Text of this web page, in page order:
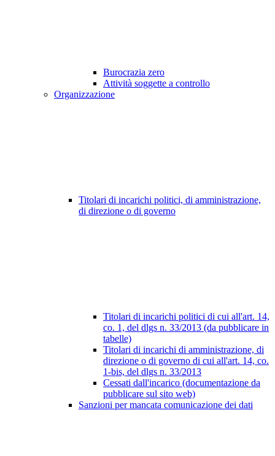
Burocrazia zero
Attività soggette a controllo
Organizzazione
Titolari di incarichi politici, di amministrazione,
di direzione o di governo
Titolari di incarichi politici di cui all'art. 14,
co. 1, del dlgs n. 33/2013 (da pubblicare in
tabelle)
Titolari di incarichi di amministrazione, di
direzione o di governo di cui all'art. 14, co.
1-bis, del dlgs n. 33/2013
Cessati dall'incarico (documentazione da
pubblicare sul sito web)
Sanzioni per mancata comunicazione dei dati